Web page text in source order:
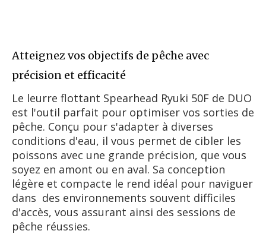
Atteignez vos objectifs de pêche avec
précision et efficacité
Le leurre flottant Spearhead Ryuki 50F de DUO
est l'outil parfait pour optimiser vos sorties de
pêche. Conçu pour s'adapter à diverses
conditions d'eau, il vous permet de cibler les
poissons avec une grande précision, que vous
soyez en amont ou en aval. Sa conception
légère et compacte le rend idéal pour naviguer
dans des environnements souvent difficiles
d'accès, vous assurant ainsi des sessions de
pêche réussies.